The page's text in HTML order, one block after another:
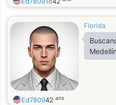
Florida
Medellín
Ed780942 ans